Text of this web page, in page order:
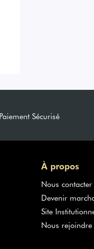
Paiement Sécurisé
À propos
Nous contacter
Devenir
Site
Nous rejoindre